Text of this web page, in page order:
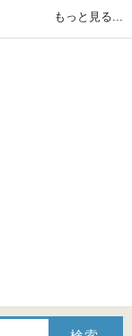
もっと見る...